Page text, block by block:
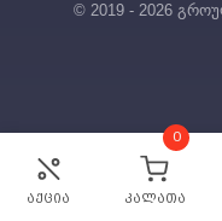
აქცია
0
კალათა
© 2019 - 2026